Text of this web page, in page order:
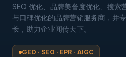
SEO 优化、品牌美誉度优化、搜索
与口碑优化的品牌营销服务商，并
长，助力企业闻传天下。
GEO · SEO · EPR · AIGC